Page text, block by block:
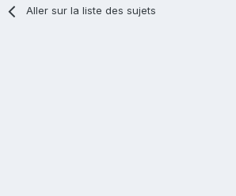
Aller sur la liste des sujets